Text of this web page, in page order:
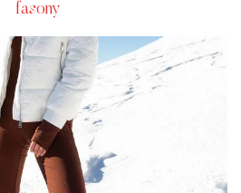
fasony